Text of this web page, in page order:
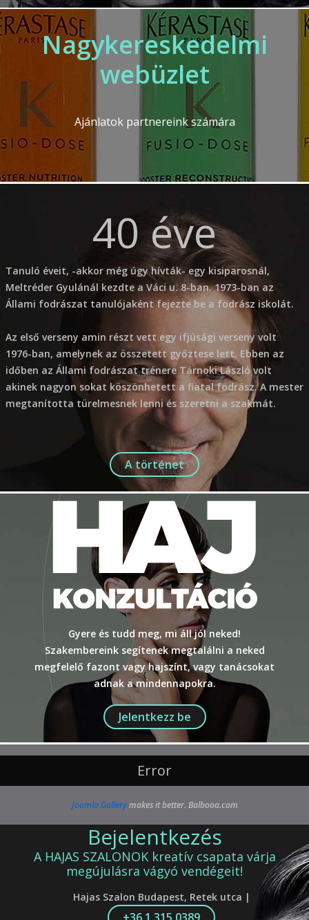
Nagykereskedelmi
webüzlet
Ajánlatok partnereink számára
40 éve
Tanuló éveit, -akkor még úgy hívták- egy kisiparosnál,
Meltréder Gyulánál kezdte a Váci u. 8-ban. 1973-ban az
Állami fodrászat tanulójaként fejezte be a fodrász iskolát.
Az első verseny amin részt vett egy ifjúsági verseny volt
1976-ban, amelynek az összetett győztese lett. Ebben az
időben az Állami fodrászat trénere Tárnoki László volt
akinek nagyon sokat köszönhetett a fiatal fodrász. A mester
megtanította türelmesnek lenni és szeretni a szakmát.
A történet
Gyere és tudd meg, mi áll jól neked!
Szakembereink segítenek megtalálni a neked
megfelelő fazont vagy hajszínt, vagy tanácsokat
adnak a mindennapokra.
Jelentkezz be
Error
Joomla Gallerymakes it better. Balbooa.com
Bejelentkezés
A HAJAS SZALONOK kreatív csapata várja
megújulásra vágyó vendégeit!
Hajas Szalon Budapest, Retek utca |